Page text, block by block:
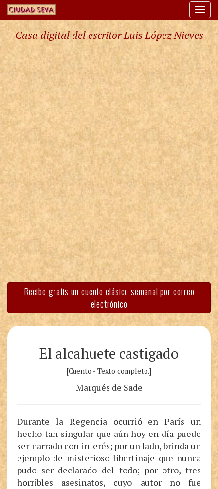
Casa digital del escritor Luis López Nieves
Recibe gratis un cuento clásico semanal por correo
electrónico
El alcahuete castigado
[Cuento - Texto completo.]
Marqués de Sade
Durante la Regencia ocurrió en París un
hecho tan singular que aún hoy en día puede
ser narrado con interés; por un lado, brinda un
ejemplo de misterioso libertinaje que nunca
pudo ser declarado del todo; por otro, tres
horribles asesinatos, cuyo autor no fue